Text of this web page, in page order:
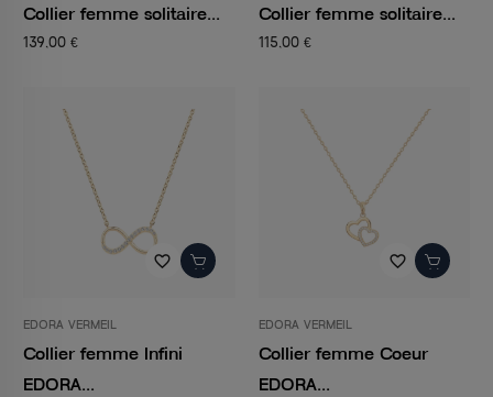
Collier femme solitaire...
139,00 €
Collier femme solitaire...
115,00 €
favorite_border
EDORA VERMEIL
Collier femme Infini
EDORA...
favorite_border
EDORA VERMEIL
Collier femme Coeur
EDORA...